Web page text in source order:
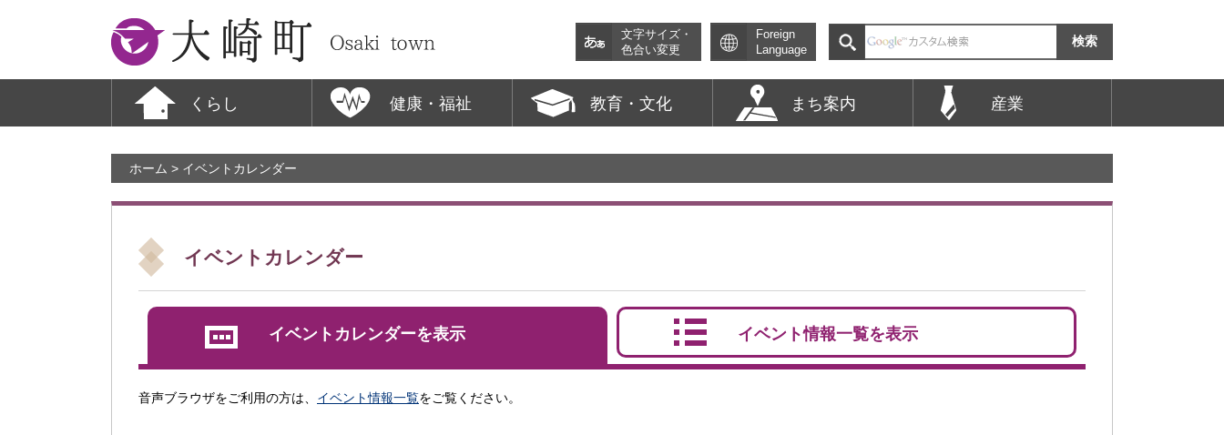
大崎町
文字サイズ・
色合い変更
Foreign
Language
くらし 健康・福祉 教育・文化 まち案内 産業
ホーム > イベントカレンダー
イベントカレンダー
イベントカレンダーを表示 イベント情報一覧を表示
音声ブラウザをご利用の方は、 イベント情報一覧をご覧ください。